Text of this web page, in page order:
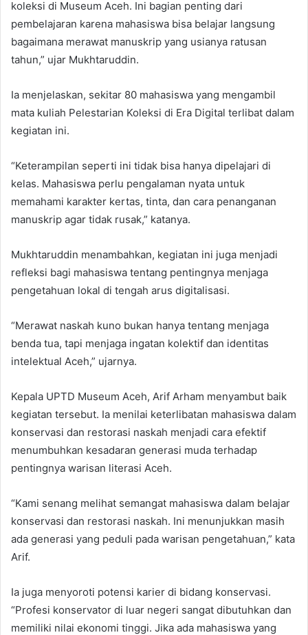
koleksi di Museum Aceh. Ini bagian penting dari
pembelajaran karena mahasiswa bisa belajar langsung
bagaimana merawat manuskrip yang usianya ratusan
tahun,” ujar Mukhtaruddin.
Ia menjelaskan, sekitar 80 mahasiswa yang mengambil
mata kuliah Pelestarian Koleksi di Era Digital terlibat dalam
kegiatan ini.
“Keterampilan seperti ini tidak bisa hanya dipelajari di
kelas. Mahasiswa perlu pengalaman nyata untuk
memahami karakter kertas, tinta, dan cara penanganan
manuskrip agar tidak rusak,” katanya.
Mukhtaruddin menambahkan, kegiatan ini juga menjadi
refleksi bagi mahasiswa tentang pentingnya menjaga
pengetahuan lokal di tengah arus digitalisasi.
“Merawat naskah kuno bukan hanya tentang menjaga
benda tua, tapi menjaga ingatan kolektif dan identitas
intelektual Aceh,” ujarnya.
Kepala UPTD Museum Aceh, Arif Arham menyambut baik
kegiatan tersebut. Ia menilai keterlibatan mahasiswa dalam
konservasi dan restorasi naskah menjadi cara efektif
menumbuhkan kesadaran generasi muda terhadap
pentingnya warisan literasi Aceh.
“Kami senang melihat semangat mahasiswa dalam belajar
konservasi dan restorasi naskah. Ini menunjukkan masih
ada generasi yang peduli pada warisan pengetahuan,” kata
Arif.
Ia juga menyoroti potensi karier di bidang konservasi.
“Profesi konservator di luar negeri sangat dibutuhkan dan
memiliki nilai ekonomi tinggi. Jika ada mahasiswa yang